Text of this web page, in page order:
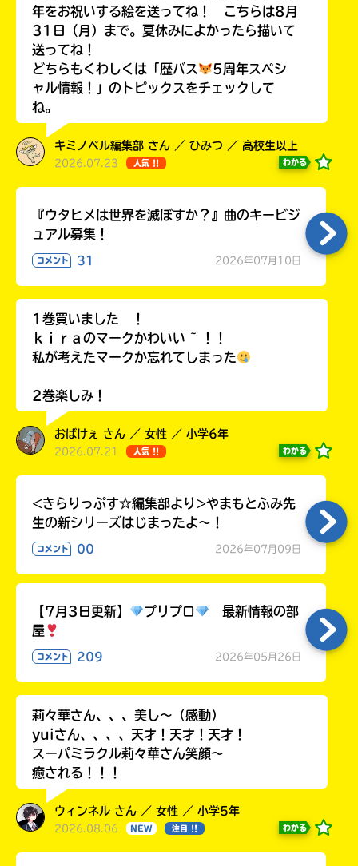
年をお祝いする絵を送ってね！ こちらは8月
31日（月）まで。夏休みによかったら描いて
送ってね！
どちらもくわしくは「歴バス
5周年スペシ
ャル情報！」のトピックスをチェックして
ね。
キミノベル編集部 さん ／ ひみつ ／ 高校生以上
2026.07.23 人気 !! わかる
『ウタヒメは世界を滅ぼすか？』曲のキービジ
ュアル募集！
コメント 31 2026年07月10日
1巻買いました ！
ｋｉｒａのマークかわいい ~ ！！
私が考えたマークか忘れてしまった
2巻楽しみ！
おばけぇ さん ／ 女性 ／ 小学6年
2026.07.21 人気 !! わかる
<きらりっぷす☆編集部より>やまもとふみ先
生の新シリーズはじまったよ～！
コメント 00 2026年07月09日
【7月3日更新】 プリプロ
最新情報の部
屋
コメント 209 2026年05月26日
莉々華さん、、、美し〜（感動）
yuiさん、、、、天才！天才！天才！
スーパミラクル莉々華さん笑顔〜
癒される！！！
ウィンネル さん ／ 女性 ／ 小学5年
2026.08.06 NEW 注目 !! わかる